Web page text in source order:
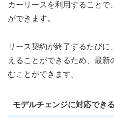
カーリースを利用することで
ができます。
リース契約が終了するたび
えることができるため、最
むことができます。
モデルチェンジに対応できる